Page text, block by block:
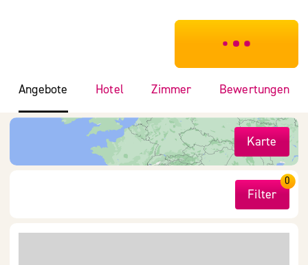
***************
Angebote Hotel Zimmer Bewertungen
Karte
Filter
0